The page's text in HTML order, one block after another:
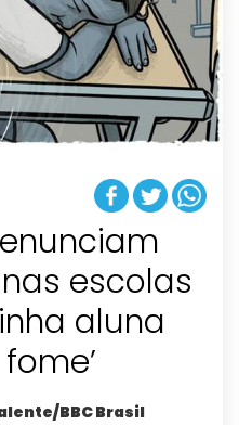
escolas
aluna
BBC Brasil